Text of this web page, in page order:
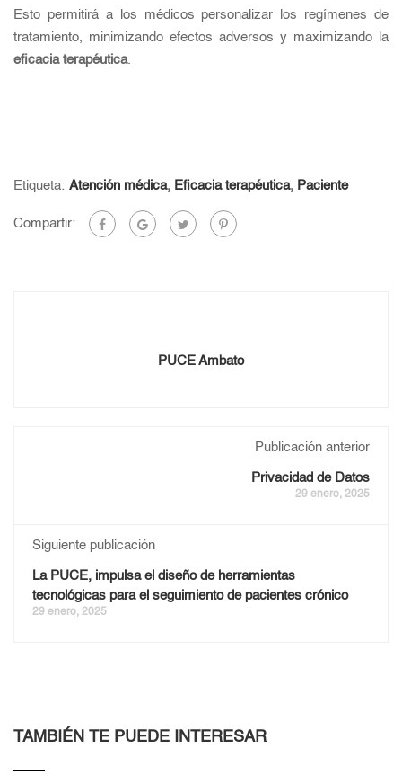
Esto permitirá a los médicos personalizar los regímenes de
tratamiento, minimizando efectos adversos y maximizando la
eficacia terapéutica.
Etiqueta: Atención médica, Eficacia terapéutica, Paciente
Compartir:
PUCE Ambato
Publicación anterior
Privacidad de Datos
29 enero, 2025
Siguiente publicación
La PUCE, impulsa el diseño de herramientas
tecnológicas para el seguimiento de pacientes crónico
29 enero, 2025
TAMBIÉN TE PUEDE INTERESAR